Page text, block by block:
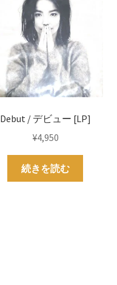
Debut / デビュー [LP]
¥4,950
続きを読む